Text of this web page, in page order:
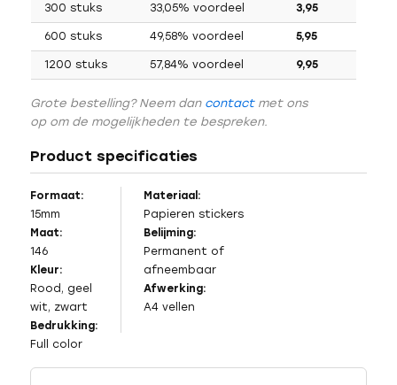
300 stuks 33,05% voordeel 3,95
600 stuks 49,58% voordeel 5,95
1200 stuks 57,84% voordeel 9,95
Grote bestelling? Neem dan contactmet ons
op om de mogelijkheden te bespreken.
Product specificaties
Formaat:
15mm
Maat:
146
Kleur:
Rood, geel
wit, zwart
Bedrukking:
Full color
Materiaal:
Papieren stickers
Belijming:
Permanent of
afneembaar
Afwerking:
A4 vellen